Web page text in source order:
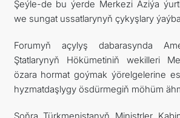
Şeýle-de bu ýerde Merkezi Aziýa
we sungat ussatlarynyň çykyşlary
Forumyň açylyş dabarasynda
Ştatlarynyň Hökümetiniň wekilleri
özara hormat goýmak ýörelgelerine
hyzmatdaşlygy ösdürmegiň möhüm